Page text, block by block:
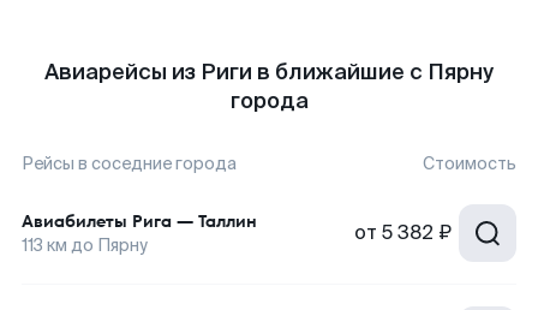
Авиарейсы из Риги в ближайшие с Пярну
города
Рейсы в соседние города Стоимость
Авиабилеты Рига — Таллин
113 км до Пярну от 5 382 ₽